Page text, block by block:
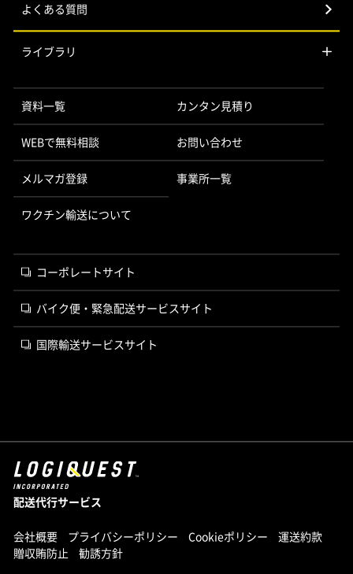
よくある質問
ライブラリ
資料一覧 カンタン見積り
WEBで無料相談 お問い合わせ
メルマガ登録 事業所一覧
ワクチン輸送について
コーポレートサイト
バイク便・緊急配送サービスサイト
国際輸送サービスサイト
配送代行サービス
会社概要 プライバシーポリシー Cookieポリシー
運送約款
贈収賄防止
勧誘方針